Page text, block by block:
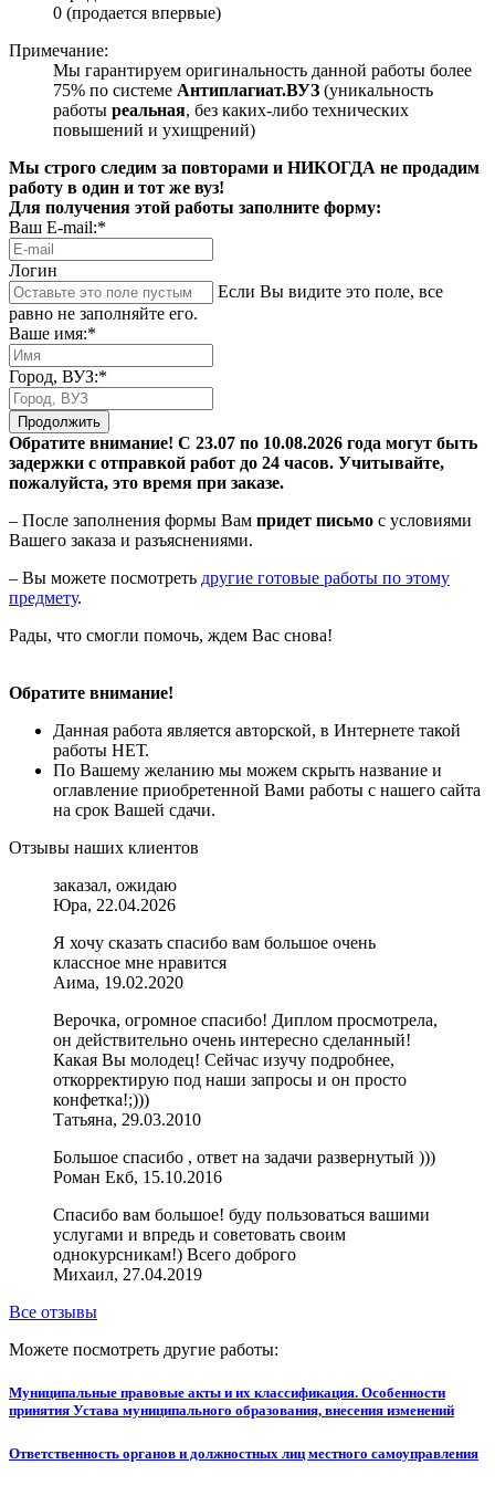
0 (продается впервые)
Примечание:
Мы гарантируем оригинальность данной работы более
75% по системе Антиплагиат.ВУЗ (уникальность
работы реальная, без каких-либо технических
повышений и ухищрений)
Мы строго следим за повторами и НИКОГДА не продадим
работу в один и тот же вуз!
Для получения этой работы заполните форму:
Ваш E-mail:*
Логин
Если Вы видите это поле, все
равно не заполняйте его.
Ваше имя:*
Город, ВУЗ:*
Продолжить
Обратите внимание! С 23.07 по 10.08.2026 года могут быть
задержки с отправкой работ до 24 часов. Учитывайте,
пожалуйста, это время при заказе.
– После заполнения формы Вам придет письмо с условиями
Вашего заказа и разъяснениями.
– Вы можете посмотреть другие готовые работы по этому
предмету.
Рады, что смогли помочь, ждем Вас снова!
Обратите внимание!
Данная работа является авторской, в Интернете такой
работы НЕТ.
По Вашему желанию мы можем скрыть название и
оглавление приобретенной Вами работы с нашего сайта
на срок Вашей сдачи.
Отзывы наших клиентов
заказал, ожидаю
Юра, 22.04.2026
Я хочу сказать спасибо вам большое очень
классное мне нравится
Аима, 19.02.2020
Верочка, огромное спасибо! Диплом просмотрела,
он действительно очень интересно сделанный!
Какая Вы молодец! Сейчас изучу подробнее,
откорректирую под наши запросы и он просто
конфетка!;)))
Татьяна, 29.03.2010
Большое спасибо , ответ на задачи развернутый )))
Роман Екб, 15.10.2016
Спасибо вам большое! буду пользоваться вашими
услугами и впредь и советовать своим
однокурсникам!) Всего доброго
Михаил, 27.04.2019
Все отзывы
Можете посмотреть другие работы:
Муниципальные правовые акты и их классификация. Особенности
принятия Устава муниципального образования, внесения изменений
Ответственность органов и должностных лиц местного самоуправления